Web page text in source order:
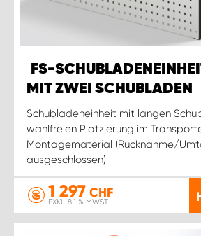
FS-
MIT ZWEI SCHUBLADEN
Schubladeneinheit mit langen
wahlfreien Platzierung im
Montagematerial (Rücknahme/
ausgeschlossen)
1 297 CHF
EXKL. 8.1 % MWST.